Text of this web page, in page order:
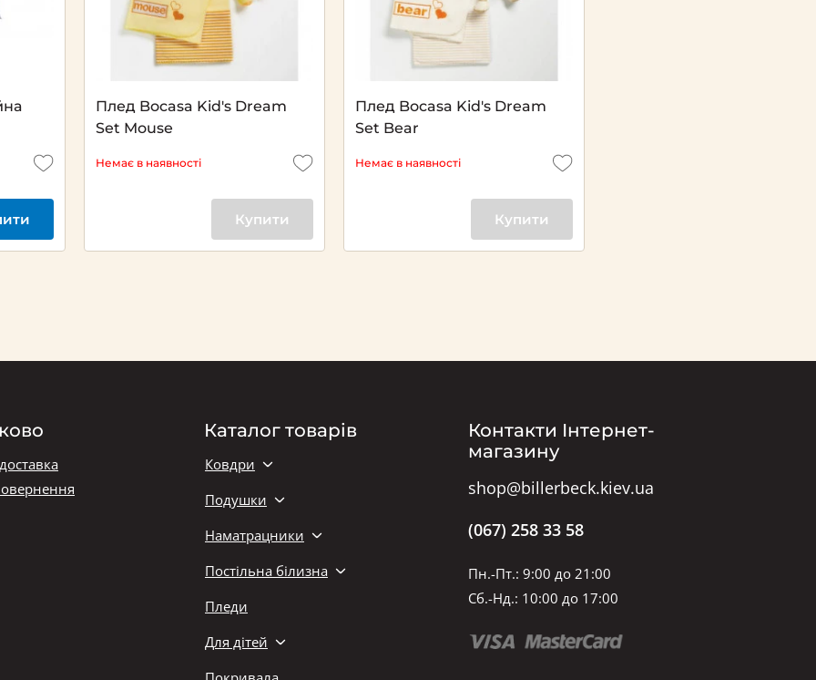
Плед Bocasa Kid's Dream
Set Mouse
Немає в наявності
Купити
Плед Bocasa Kid's Dream
Set Bear
Немає в наявності
Купити
Каталог товарів
Ковдри
Подушки
Наматрацники
Постільна білизна
Пледи
Для дітей
Контакти Інтернет-
магазину
shop@billerbeck.kiev.ua
(067) 258 33 58
Пн.-Пт.: 9:00 до 21:00
Сб.-Нд.: 10:00 до 17:00